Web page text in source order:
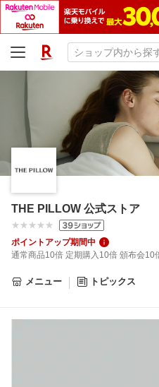
THE PILLOW 公式ストア
ポイントアップ期間中
通常商品10倍 定期購入10倍 頒布会10
メニュー トピックス